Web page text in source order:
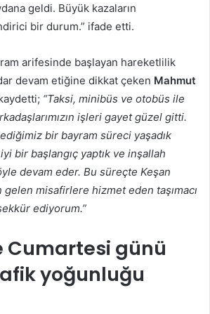
geldi. Büyük kazaların
bir durum.” ifade etti.
arifesinde başlayan hareketlilik
devam etiğine dikkat çeken Mahmut
“Taksi, minibüs ve otobüs ile
işleri gayet güzel gitti.
bir bayram süreci yaşadık
bir başlangıç yaptık ve inşallah
devam eder. Bu süreçte Keşan
gelen misafirlere hizmet eden taşımacı
ediyorum.”
Cumartesi günü
yoğunluğu